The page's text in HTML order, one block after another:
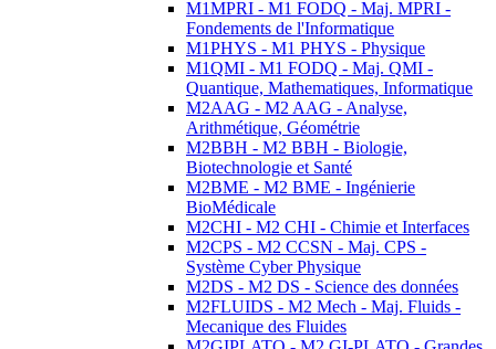
M1MPRI - M1 FODQ - Maj. MPRI -
Fondements de l'Informatique
M1PHYS - M1 PHYS - Physique
M1QMI - M1 FODQ - Maj. QMI -
Quantique, Mathematiques, Informatique
M2AAG - M2 AAG - Analyse,
Arithmétique, Géométrie
M2BBH - M2 BBH - Biologie,
Biotechnologie et Santé
M2BME - M2 BME - Ingénierie
BioMédicale
M2CHI - M2 CHI - Chimie et Interfaces
M2CPS - M2 CCSN - Maj. CPS -
Système Cyber Physique
M2DS - M2 DS - Science des données
M2FLUIDS - M2 Mech - Maj. Fluids -
Mecanique des Fluides